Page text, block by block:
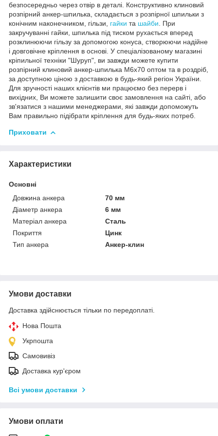
безпосередньо через отвір в деталі. Конструктивно клиновий
розпірний анкер-шпилька, складається з розпірної шпильки з
конічним наконечником, гільзи, гайки та шайби . При
закручуванні гайки, шпилька під тиском рухається вперед
розклинюючи гільзу за допомогою конуса, створюючи надійне
і довговічне кріплення в основі. У спеціалізованому магазині
кріпильної техніки "Шуруп", ви завжди можете купити
розпірний клиновий анкер-шпилька М6х70 оптом та в роздріб,
за доступною ціною з доставкою в будь-який регіон України.
Для зручності наших клієнтів ми працюємо без перерв і
вихідних, Ви можете залишити своє замовлення на сайті, або
зв'язатися з нашими менеджерами, які завжди допоможуть
Вам правильно підібрати кріплення для будь-яких потреб.
Приховати
Характеристики
Основні
Довжина анкера
70 мм
Діаметр анкера
6 мм
Матеріал анкера
Сталь
Покриття
Цинк
Тип анкера
Анкер-клин
Умови доставки
Доставка здійснюється тільки по передоплаті.
Нова Пошта
Укрпошта
Самовивіз
Доставка кур'єром
Всі умови доставки
Умови оплати